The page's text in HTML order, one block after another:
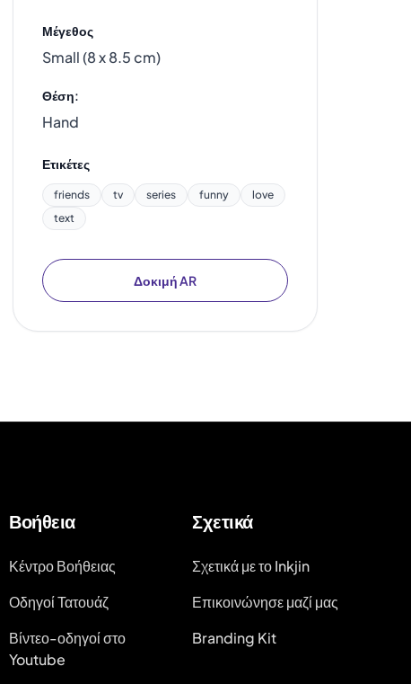
Μέγεθος
Small (8 x 8.5 cm)
Θέση:
Hand
Ετικέτες
friends tv series funny
love
text
Δοκιμή AR
Βοήθεια
Κέντρο Βοήθειας
Οδηγοί Τατουάζ
Βίντεο-οδηγοί στο
Youtube
Σχετικά
Σχετικά με το Inkjin
Επικοινώνησε μαζί μας
Branding Kit